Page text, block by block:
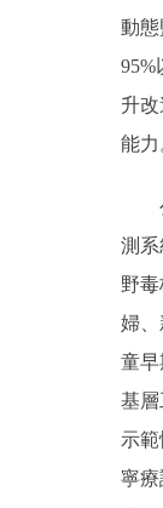
動
95%
升
能力
公
測系
野
婦
童
基層
示
寧療